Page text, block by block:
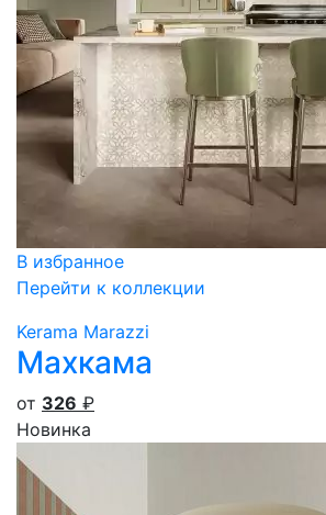
В избранное
Перейти к коллекции
Kerama Marazzi
Махкама
от 326 ₽
Новинка